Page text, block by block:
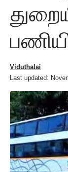
Last updated:
Viduthalai